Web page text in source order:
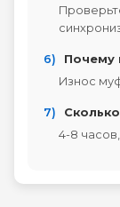
6)
Почему
Износ
7)
4-8